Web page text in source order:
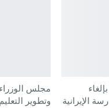
الإيرانية
مجلس
وتطوير